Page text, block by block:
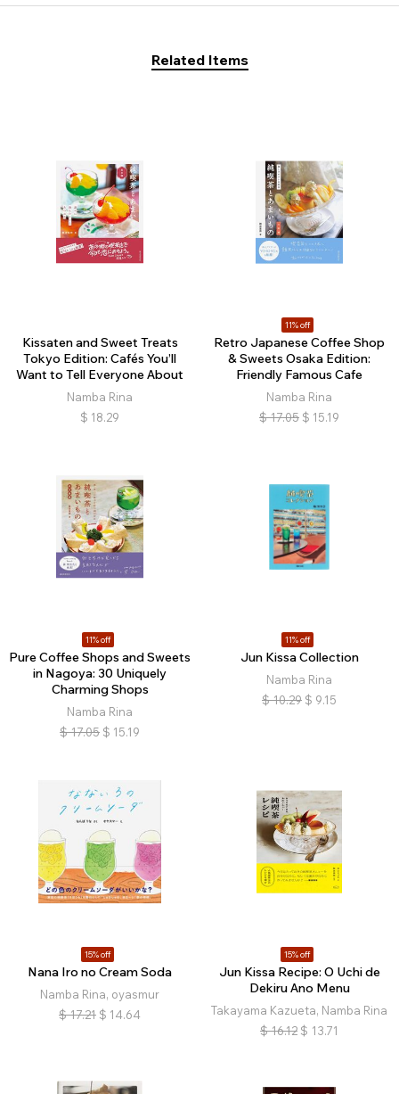
Related Items
Kissaten and Sweet Treats
Tokyo Edition: Cafés You’ll
Want to Tell Everyone About
Namba Rina
$ 18.29
11% off
Retro Japanese Coffee Shop
& Sweets Osaka Edition:
Friendly Famous Cafe
Namba Rina
$ 17.05 $ 15.19
11% off
Pure Coffee Shops and Sweets
in Nagoya: 30 Uniquely
Charming Shops
Namba Rina
$ 17.05 $ 15.19
11% off
Jun Kissa Collection
Namba Rina
$ 10.29 $ 9.15
15% off
Nana Iro no Cream Soda
Namba Rina, oyasmur
$ 17.21 $ 14.64
15% off
Jun Kissa Recipe: O Uchi de
Dekiru Ano Menu
Takayama Kazueta, Namba Rina
$ 16.12 $ 13.71